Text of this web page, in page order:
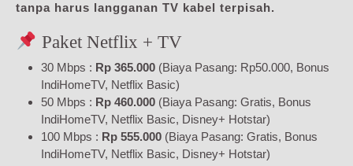
tanpa harus langganan TV kabel terpisah.
Paket Netflix + TV
30 Mbps : Rp 365.000 (Biaya Pasang: Rp50.000, Bonus
IndiHomeTV, Netflix Basic)
50 Mbps : Rp 460.000 (Biaya Pasang: Gratis, Bonus
IndiHomeTV, Netflix Basic, Disney+ Hotstar)
100 Mbps : Rp 555.000 (Biaya Pasang: Gratis, Bonus
IndiHomeTV, Netflix Basic, Disney+ Hotstar)